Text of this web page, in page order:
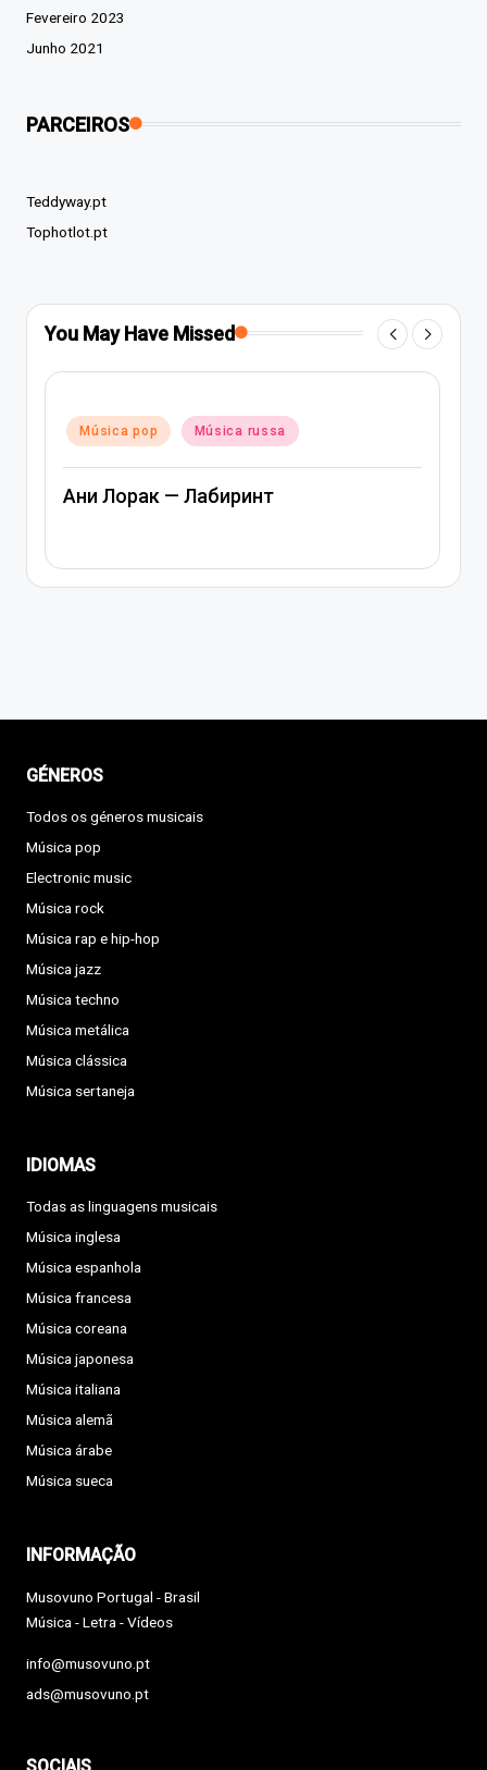
Fevereiro 2023
Junho 2021
PARCEIROS
Teddyway.pt
Tophotlot.pt
You May Have Missed
in
Música pop Música rap e hip-hop
Música russa
Артем Качер Ани Лорак – Материк
GÉNEROS
Todos os géneros musicais
Música pop
Electronic music
Música rock
Música rap e hip-hop
Música jazz
Música techno
Música metálica
Música clássica
Música sertaneja
IDIOMAS
Todas as linguagens musicais
Música inglesa
Música espanhola
Música francesa
Música coreana
Música japonesa
Música italiana
Música alemã
Música árabe
Música sueca
INFORMAÇÃO
Musovuno Portugal - Brasil
Música - Letra - Vídeos
info@musovuno.pt
ads@musovuno.pt